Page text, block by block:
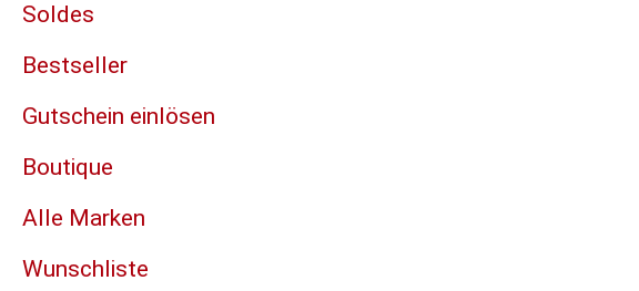
Soldes
Bestseller
Gutschein einlösen
Boutique
Alle Marken
Wunschliste